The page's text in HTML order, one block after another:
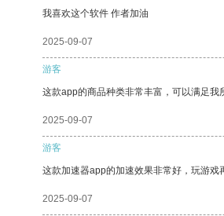
我喜欢这个软件 作者加油
2025-09-07
游客
这款app的商品种类非常丰富，可以满足我
2025-09-07
游客
这款加速器app的加速效果非常好，玩游戏
2025-09-07